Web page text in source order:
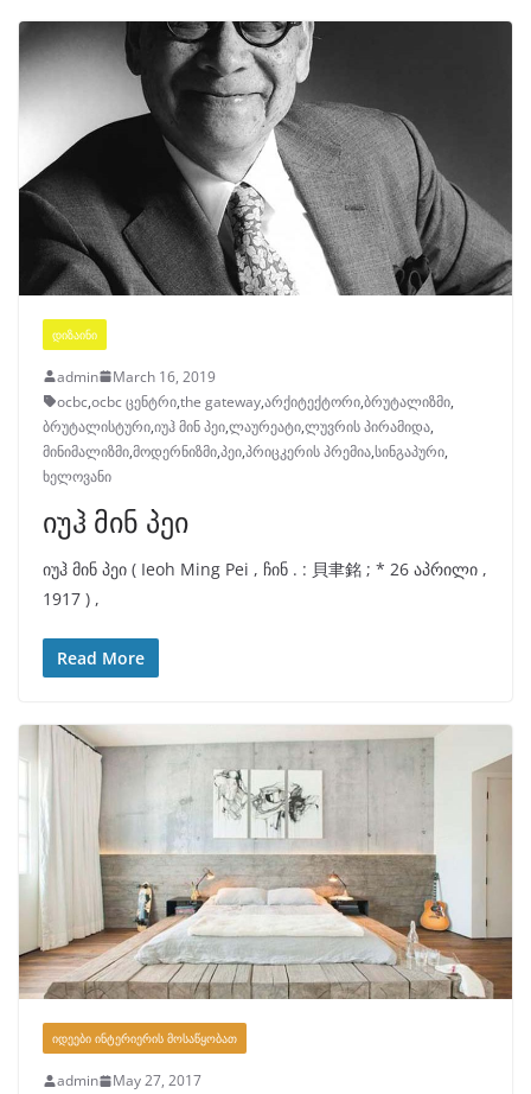
ᲓᲘᲖᲐᲘᲜᲘ
admin
March 16, 2019
ocbc,ocbc ცენტრი,the gateway,არქიტექტორი,ბრუტალიზმი,
ბრუტალისტური,იუჰ მინ პეი,ლაურეატი,ლუვრის პირამიდა,
მინიმალიზმი,მოდერნიზმი,პეი,პრიცკერის პრემია,სინგაპური,
ხელოვანი
იუჰ მინ პეი
იუჰ მინ პეი ( Ieoh Ming Pei , ჩინ . : 貝聿銘 ; * 26 აპრილი ,
1917 ) ,
Read More
ᲘᲓᲔᲔᲑᲘ ᲘᲜᲢᲔᲠᲘᲔᲠᲘᲡ ᲛᲝᲡᲐᲬᲧᲝᲑᲐᲗ
admin
May 27, 2017